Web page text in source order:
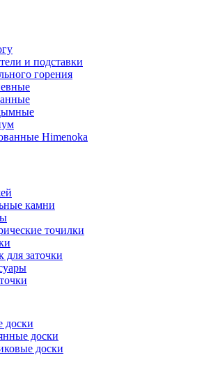
и подставки
горения
Himenoka
камни
точилки
для заточки
доски
доски
доски